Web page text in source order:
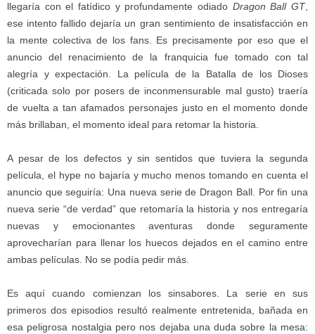
llegaría con el fatídico y profundamente odiado Dragon Ball GT,
ese intento fallido dejaría un gran sentimiento de insatisfacción en
la mente colectiva de los fans. Es precisamente por eso que el
anuncio del renacimiento de la franquicia fue tomado con tal
alegría y expectación. La película de la Batalla de los Dioses
(criticada solo por posers de inconmensurable mal gusto) traería
de vuelta a tan afamados personajes justo en el momento donde
más brillaban, el momento ideal para retomar la historia.
A pesar de los defectos y sin sentidos que tuviera la segunda
película, el hype no bajaría y mucho menos tomando en cuenta el
anuncio que seguiría: Una nueva serie de Dragon Ball. Por fin una
nueva serie “de verdad” que retomaría la historia y nos entregaría
nuevas y emocionantes aventuras donde seguramente
aprovecharían para llenar los huecos dejados en el camino entre
ambas películas. No se podía pedir más.
Es aquí cuando comienzan los sinsabores. La serie en sus
primeros dos episodios resultó realmente entretenida, bañada en
esa peligrosa nostalgia pero nos dejaba una duda sobre la mesa: